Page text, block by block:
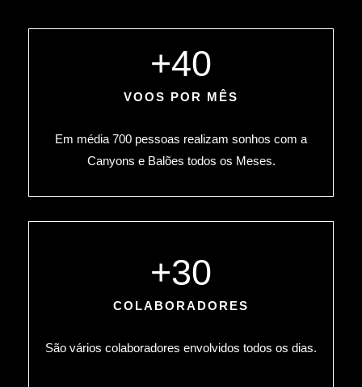
VOOS POR MÊS
+40
Em média 700 pessoas realizam sonhos com a
Canyons e Balões todos os Meses.
COLABORADORES
+30
São vários colaboradores envolvidos todos os dias.